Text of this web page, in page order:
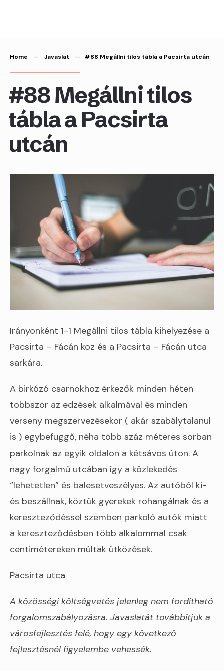
Home Javaslat #88 Megállni tilos tábla a Pacsirta utcán
#88 Megállni tilos
tábla a Pacsirta
utcán
Irányonként 1-1 Megállni tilos tábla kihelyezése a
Pacsirta – Fácán köz és a Pacsirta – Fácán utca
sarkára.
A birkózó csarnokhoz érkezők minden héten
többször az edzések alkalmával és minden
verseny megszervezésekor ( akár szabálytalanul
is ) egybefüggő, néha több száz méteres sorban
parkolnak az egyik oldalon a kétsávos úton. A
nagy forgalmú utcában így a közlekedés
“lehetetlen” és balesetveszélyes. Az autóból ki-
és beszállnak, köztük gyerekek rohangálnak és a
kereszteződéssel szemben parkoló autók miatt
a kereszteződésben több alkalommal csak
centimétereken múltak ütközések.
Pacsirta utca
A közösségi költségvetés jelenleg nem fordítható
forgalomszabályozásra. Javaslatát továbbítjuk a
városfejlesztés felé, hogy egy következő
fejlesztésnél figyelembe vehessék.